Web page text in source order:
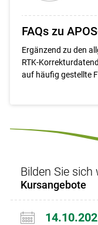
FAQs zu
Ergänzend zu den
RTK-
auf häufig gestellte
Bilden Sie sich
Kursangebote